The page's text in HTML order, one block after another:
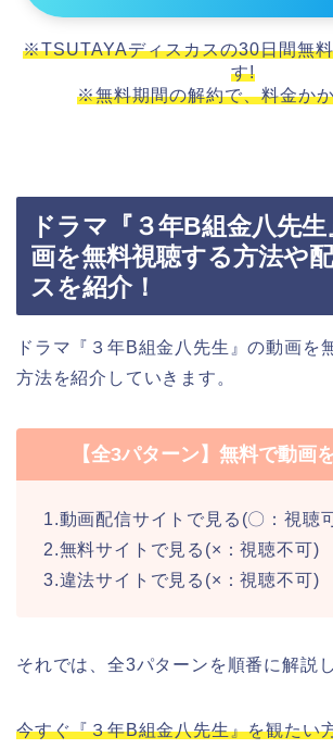
※TSUTAYAディスカスの30日間無
す!
※無料期間の解約で、料金か
ドラマ『３年B組金八先
画を無料視聴する方法や
スを紹介！
ドラマ『３年B組金八先生』の動画を
方法を紹介していきます。
【全3パターン】無料で動画
1.動画配信サイトで見る(〇：視聴
2.無料サイトで見る(×：視聴不可)
3.違法サイトで見る(×：視聴不可)
それでは、全3パターンを順番に解説
今すぐ『３年B組金八先生』を観たい